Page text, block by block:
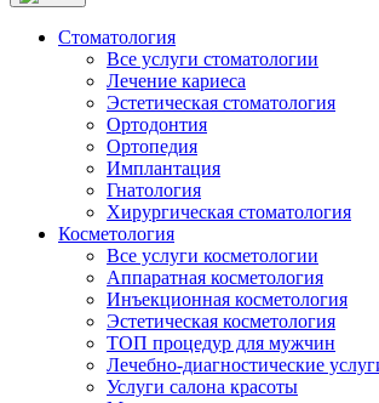
Стоматология
Все услуги стоматологии
Лечение кариеса
Эстетическая стоматология
Ортодонтия
Ортопедия
Имплантация
Гнатология
Хирургическая стоматология
Косметология
Все услуги косметологии
Аппаратная косметология
Инъекционная косметология
Эстетическая косметология
ТОП процедур для мужчин
Лечебно-диагностические
Услуги салона красоты